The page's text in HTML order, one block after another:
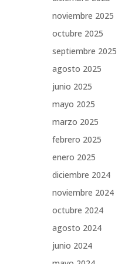
noviembre 2025
octubre 2025
septiembre 2025
agosto 2025
junio 2025
mayo 2025
marzo 2025
febrero 2025
enero 2025
diciembre 2024
noviembre 2024
octubre 2024
agosto 2024
junio 2024